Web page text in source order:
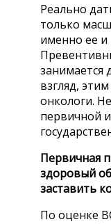
Реально
только
именно ее и
занимается
взгляд,
онкологи.
первичной
Первичная
здоровый
заставить
По оценке